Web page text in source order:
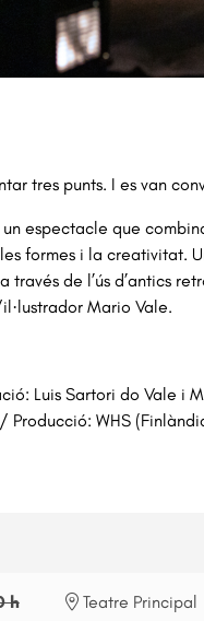
tres punts. I es van
espectacle que
formes i la creativitat.
través de l’ús d’antics
Mario Vale.
Luis Sartori do Vale i
WHS
h Teatre Principal